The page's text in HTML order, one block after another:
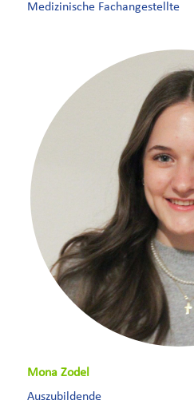
Medizinische Fachangestellte
Mona Zodel
Auszubildende